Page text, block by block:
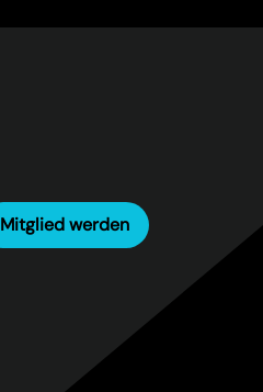
Mitglied werden